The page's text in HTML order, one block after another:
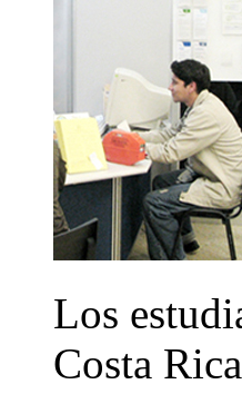
Los
Costa